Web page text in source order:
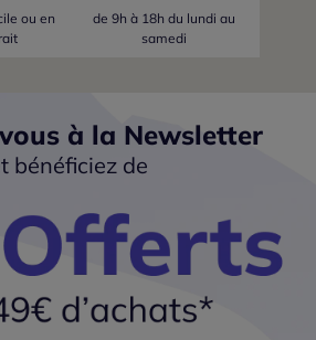
ou en
de 9h à 18h du lundi au
samedi
à la Newsletter
bénéficiez de